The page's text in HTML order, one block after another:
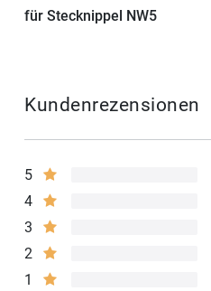
für Stecknippel NW5
Kundenrezensionen
5
4
3
2
1